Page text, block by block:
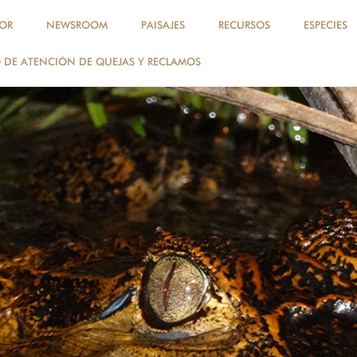
NEWSROOM PAISAJES RECURSOS ESPECIES
ATENCIÓN DE QUEJAS Y RECLAMOS